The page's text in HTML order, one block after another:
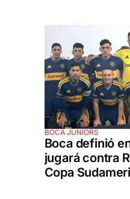
BOCA JUNIORS
Boca definió
jugará contra
Copa